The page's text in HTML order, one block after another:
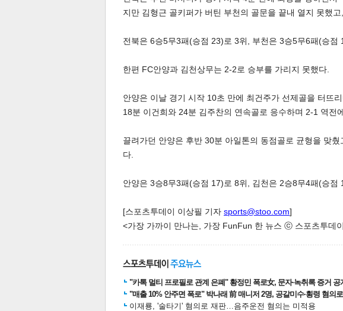
지만 김형근 골키퍼가 버틴 부천의 골문을 끝내 열지 못했
전북은 6승5무3패(승점 23)로 3위, 부천은 3승5무6패(승점
한편 FC안양과 김천상무는 2-2로 승부를 가리지 못했다.
안양은 이날 경기 시작 10초 만에 최건주가 선제골을 터뜨
18분 이건희와 24분 김주찬의 연속골로 응수하며 2-1 역전
끌려가던 안양은 후반 30분 아일톤의 동점골로 균형을 맞
다.
안양은 3승8무3패(승점 17)로 8위, 김천은 2승8무4패(승점
[스포츠투데이 이상필 기자 sports@stoo.com]
<가장 가까이 만나는, 가장 FunFun 한 뉴스 ⓒ 스포츠투데
"카톡 멀티 프로필로 관계 은폐" 황정민 폭로女, 문자·녹취록 증거 공
"매출 10% 안주면 폭로" 박나래 前 매니저 2명, 공갈미수·횡령 혐의
이재룡, '술타기' 혐의로 재판…음주운전 혐의는 미적용